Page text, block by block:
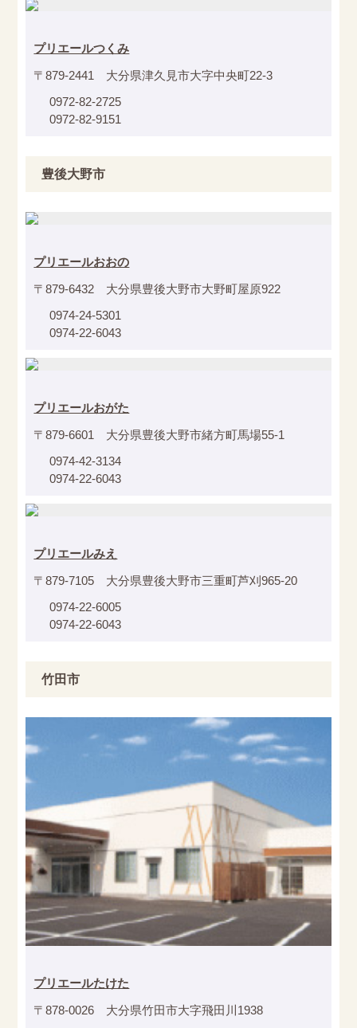
プリエールつくみ
〒879-2441 大分県津久見市大字中央町22-3
0972-82-2725
0972-82-9151
豊後大野市
プリエールおおの
〒879-6432 大分県豊後大野市大野町屋原922
0974-24-5301
0974-22-6043
プリエールおがた
〒879-6601 大分県豊後大野市緒方町馬場55-1
0974-42-3134
0974-22-6043
プリエールみえ
〒879-7105 大分県豊後大野市三重町芦刈965-20
0974-22-6005
0974-22-6043
竹田市
プリエールたけた
〒878-0026 大分県竹田市大字飛田川1938